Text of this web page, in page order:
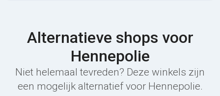
Alternatieve shops voor
Hennepolie
Niet helemaal tevreden? Deze winkels zijn
een mogelijk alternatief voor Hennepolie.